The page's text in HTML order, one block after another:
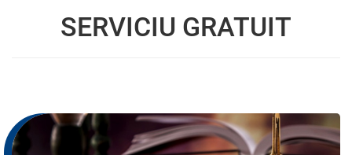
SERVICIU GRATUIT